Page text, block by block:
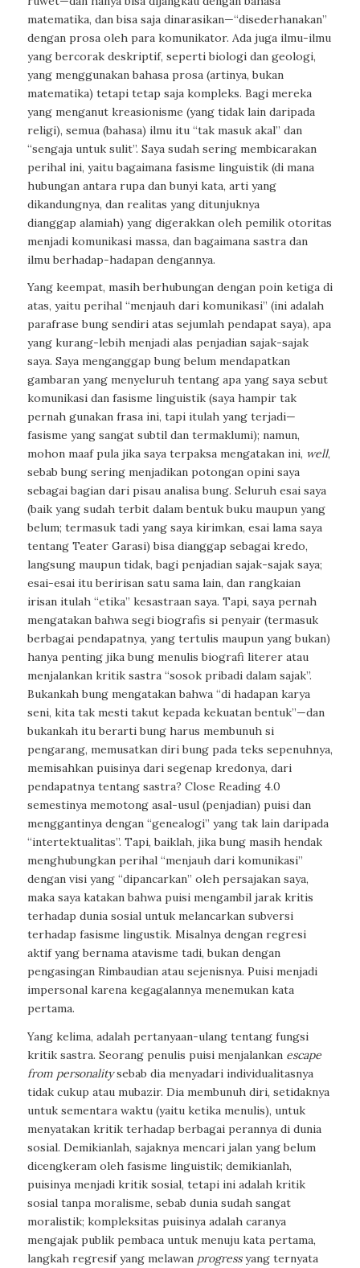
matematika, dan bisa saja dinarasikan—“disederhanakan”
dengan prosa oleh para komunikator. Ada juga ilmu-ilmu
yang bercorak deskriptif, seperti biologi dan geologi,
yang menggunakan bahasa prosa (artinya, bukan
matematika) tetapi tetap saja kompleks. Bagi mereka
yang menganut kreasionisme (yang tidak lain daripada
religi), semua (bahasa) ilmu itu “tak masuk akal” dan
“sengaja untuk sulit”. Saya sudah sering membicarakan
perihal ini, yaitu bagaimana fasisme linguistik (di mana
hubungan antara rupa dan bunyi kata, arti yang
dikandungnya, dan realitas yang ditunjuknya
dianggap alamiah) yang digerakkan oleh pemilik otoritas
menjadi komunikasi massa, dan bagaimana sastra dan
ilmu berhadap-hadapan dengannya.
Yang keempat, masih berhubungan dengan poin ketiga di
atas, yaitu perihal “menjauh dari komunikasi” (ini adalah
parafrase bung sendiri atas sejumlah pendapat saya), apa
yang kurang-lebih menjadi alas penjadian sajak-sajak
saya. Saya menganggap bung belum mendapatkan
gambaran yang menyeluruh tentang apa yang saya sebut
komunikasi dan fasisme linguistik (saya hampir tak
pernah gunakan frasa ini, tapi itulah yang terjadi—
fasisme yang sangat subtil dan termaklumi); namun,
mohon maaf pula jika saya terpaksa mengatakan ini, well,
sebab bung sering menjadikan potongan opini saya
sebagai bagian dari pisau analisa bung. Seluruh esai saya
(baik yang sudah terbit dalam bentuk buku maupun yang
belum; termasuk tadi yang saya kirimkan, esai lama saya
tentang Teater Garasi) bisa dianggap sebagai kredo,
langsung maupun tidak, bagi penjadian sajak-sajak saya;
esai-esai itu beririsan satu sama lain, dan rangkaian
irisan itulah “etika” kesastraan saya. Tapi, saya pernah
mengatakan bahwa segi biografis si penyair (termasuk
berbagai pendapatnya, yang tertulis maupun yang bukan)
hanya penting jika bung menulis biografi literer atau
menjalankan kritik sastra “sosok pribadi dalam sajak”.
Bukankah bung mengatakan bahwa “di hadapan karya
seni, kita tak mesti takut kepada kekuatan bentuk”—dan
bukankah itu berarti bung harus membunuh si
pengarang, memusatkan diri bung pada teks sepenuhnya,
memisahkan puisinya dari segenap kredonya, dari
pendapatnya tentang sastra? Close Reading 4.0
semestinya memotong asal-usul (penjadian) puisi dan
menggantinya dengan “genealogi” yang tak lain daripada
“intertektualitas”. Tapi, baiklah, jika bung masih hendak
menghubungkan perihal “menjauh dari komunikasi”
dengan visi yang “dipancarkan” oleh persajakan saya,
maka saya katakan bahwa puisi mengambil jarak kritis
terhadap dunia sosial untuk melancarkan subversi
terhadap fasisme lingustik. Misalnya dengan regresi
aktif yang bernama atavisme tadi, bukan dengan
pengasingan Rimbaudian atau sejenisnya. Puisi menjadi
impersonal karena kegagalannya menemukan kata
pertama.
Yang kelima, adalah pertanyaan-ulang tentang fungsi
kritik sastra. Seorang penulis puisi menjalankan escape
from personalitysebab dia menyadari individualitasnya
tidak cukup atau mubazir. Dia membunuh diri, setidaknya
untuk sementara waktu (yaitu ketika menulis), untuk
menyatakan kritik terhadap berbagai perannya di dunia
sosial. Demikianlah, sajaknya mencari jalan yang belum
dicengkeram oleh fasisme linguistik; demikianlah,
puisinya menjadi kritik sosial, tetapi ini adalah kritik
sosial tanpa moralisme, sebab dunia sudah sangat
moralistik; kompleksitas puisinya adalah caranya
mengajak publik pembaca untuk menuju kata pertama,
langkah regresif yang melawan progressyang ternyata